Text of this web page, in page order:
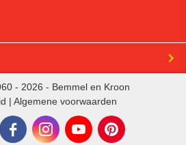
- 2026 - Bemmel en Kroon
| Algemene voorwaarden